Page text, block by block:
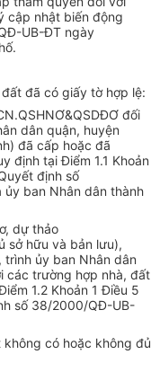
cập nhật biến động
UB-ĐT ngày
đã có giấy tờ hợp lệ:
đối
dân quận, huyện
đã cấp hoặc đã
định tại Điểm 1.1 Khoản
định số
ban Nhân dân thành
dự thảo
sở hữu và bản lưu),
ủy ban Nhân dân
các trường hợp nhà, đất
1.2 Khoản 1 Điều 5
số 38/2000/QĐ-UB-
không có hoặc không đủ